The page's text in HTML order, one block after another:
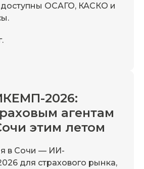
доступны ОСАГО, КАСКО и
2026:
агентам
этим летом
в Сочи — ИИ-
для страхового рынка,